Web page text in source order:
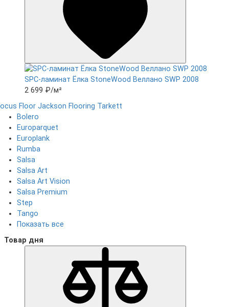
SPC-ламинат Ëлка StoneWood Веллано SWP 2008
2 699 ₽/м²
Floor Jackson Flooring Tarkett
Bolero
Europarquet
Europlank
Rumba
Salsa
Salsa Art
Salsa Art Vision
Salsa Premium
Step
Tango
Показать все
Товар дня